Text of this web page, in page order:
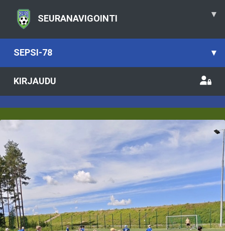
SEURANAVIGOINTI ▾
SEPSI-78 ▾
KIRJAUDU